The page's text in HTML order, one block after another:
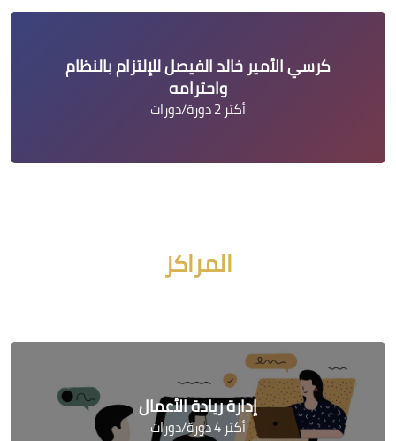
كرسي الأمير خالد الفيصل للإلتزام بالنظام
واحترامه
أكثر 2 دورة/دورات
المراكز
إدارة ريادة الأعمال
أكثر 4 دورة/دورات